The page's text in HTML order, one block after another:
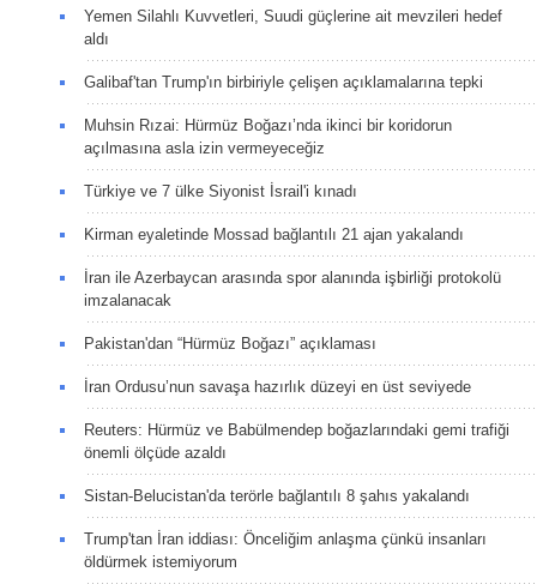
Yemen Silahlı Kuvvetleri, Suudi güçlerine ait mevzileri hedef
aldı
Galibaf'tan Trump'ın birbiriyle çelişen açıklamalarına tepki
Muhsin Rızai: Hürmüz Boğazı’nda ikinci bir koridorun
açılmasına asla izin vermeyeceğiz
Türkiye ve 7 ülke Siyonist İsrail'i kınadı
Kirman eyaletinde Mossad bağlantılı 21 ajan yakalandı
İran ile Azerbaycan arasında spor alanında işbirliği protokolü
imzalanacak
Pakistan'dan “Hürmüz Boğazı” açıklaması
İran Ordusu’nun savaşa hazırlık düzeyi en üst seviyede
Reuters: Hürmüz ve Babülmendep boğazlarındaki gemi trafiği
önemli ölçüde azaldı
Sistan-Belucistan'da terörle bağlantılı 8 şahıs yakalandı
Trump'tan İran iddiası: Önceliğim anlaşma çünkü insanları
öldürmek istemiyorum